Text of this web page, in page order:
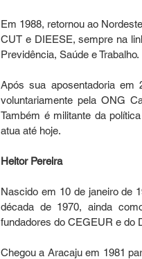
Em 1988, retornou ao
CUT e DIEESE, sempre na
Previdência, Saúde e Trabalho.
Após sua aposentadoria em
voluntariamente pela ONG
Também é militante da
atua até hoje.
Heitor Pereira
Nascido em 10 de janeiro de
década de 1970, ainda
fundadores do CEGEUR e do
Chegou a Aracaju em 1981